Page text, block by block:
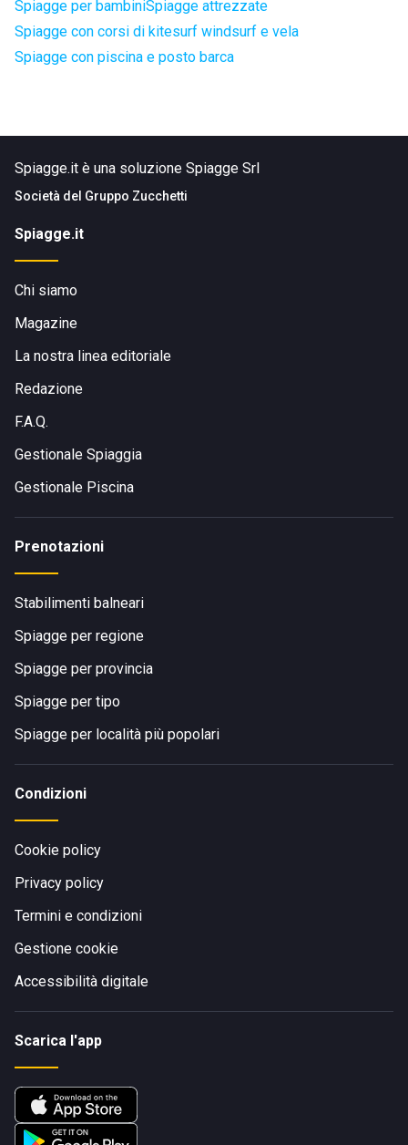
Spiagge per bambiniSpiagge attrezzate
Spiagge con corsi di kitesurf windsurf e vela
Spiagge con piscina e posto barca
Spiagge.it è una soluzione Spiagge Srl
Società del Gruppo Zucchetti
Spiagge.it
Chi siamo
Magazine
La nostra linea editoriale
Redazione
F.A.Q.
Gestionale Spiaggia
Gestionale Piscina
Prenotazioni
Stabilimenti balneari
Spiagge per regione
Spiagge per provincia
Spiagge per tipo
Spiagge per località più popolari
Condizioni
Cookie policy
Privacy policy
Termini e condizioni
Gestione cookie
Accessibilità digitale
Scarica l'app